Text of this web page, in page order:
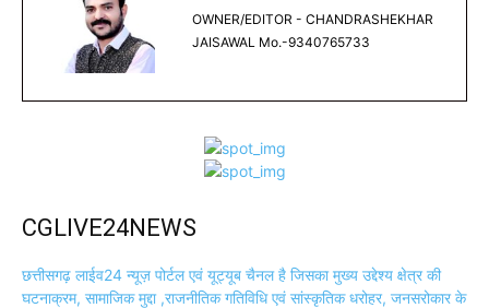
OWNER/EDITOR - CHANDRASHEKHAR
JAISAWAL Mo.-9340765733
CGLIVE24NEWS
छत्तीसगढ़ लाईव24 न्यूज़ पोर्टल एवं यूट्यूब चैनल है जिसका मुख्य उद्देश्य क्षेत्र की
घटनाक्रम, सामाजिक मुद्दा ,राजनीतिक गतिविधि एवं सांस्कृतिक धरोहर, जनसरोकार के